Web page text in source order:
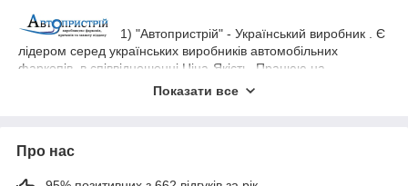
1) "Автопристрій" - Український виробник . Є
лідером серед українських виробників автомобільних
фаркопів, в співвідношенні Ціна-Якість. Працюю на
сучасному обладнанні, яке відповідає всім Укр. і Євро -
виріб від небажаної корозії. Фаркопи варяться за
Показати все
Про нас